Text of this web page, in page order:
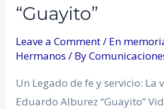
“Guayito”
Leave a Comment/ En
Hermanos / By
Un Legado de fe y servicio: La
Eduardo Alburez “Guayito”